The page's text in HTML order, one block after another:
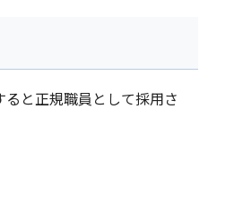
と正規職員として採用さ